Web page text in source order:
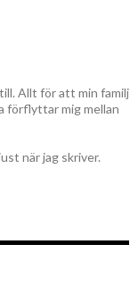
Allt för att min familj
förflyttar mig mellan
när jag skriver.